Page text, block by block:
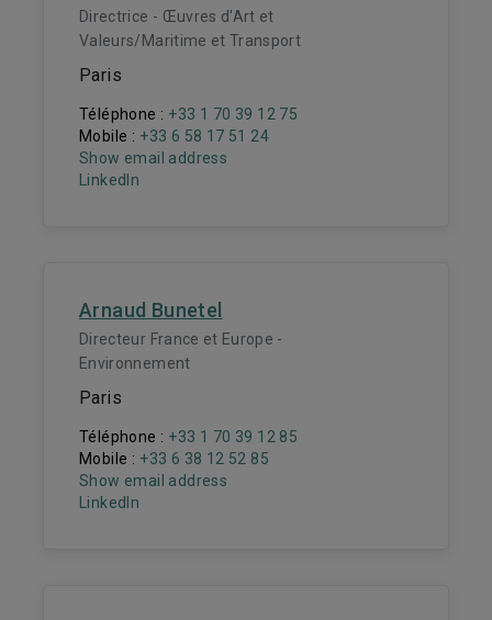
Directrice - Œuvres d'Art et
Valeurs/Maritime et Transport
Paris
Téléphone : +33 1 70 39 12 75
Mobile : +33 6 58 17 51 24
Show email address
LinkedIn
Arnaud Bunetel
Directeur France et Europe -
Environnement
Paris
Téléphone : +33 1 70 39 12 85
Mobile : +33 6 38 12 52 85
Show email address
LinkedIn